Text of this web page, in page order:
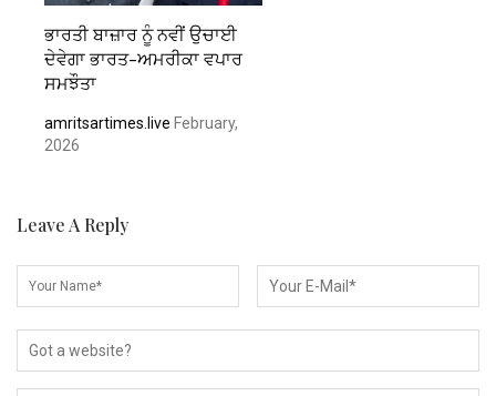
ਭਾਰਤੀ ਬਾਜ਼ਾਰ ਨੂੰ ਨਵੀਂ ਉਚਾਈ
ਦੇਵੇਗਾ ਭਾਰਤ-ਅਮਰੀਕਾ ਵਪਾਰ
ਸਮਝੌਤਾ
amritsartimes.live February,
2026
Leave A Reply